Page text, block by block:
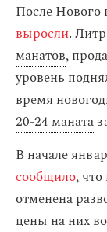
После Нового
выросли.
манатов,
уровень
время
20-24 маната
В начале
сообщило,
отменена
цены на них